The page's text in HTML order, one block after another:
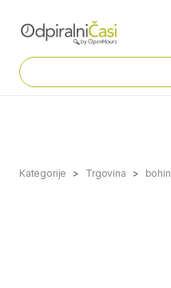
Kategorije Trgovina